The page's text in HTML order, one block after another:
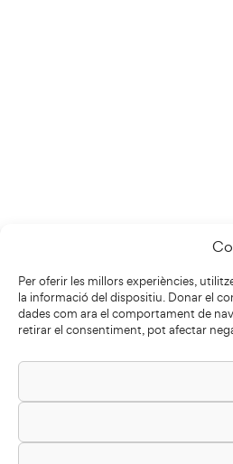
Per oferir les millors experiències,
la informació del dispositiu. Donar el
dades com ara el comportament de
retirar el consentiment, pot afectar